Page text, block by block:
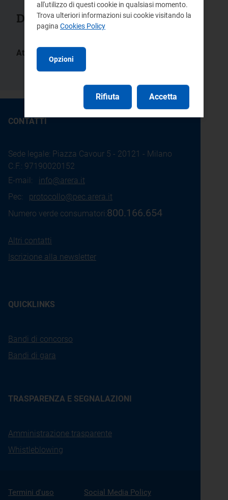
Documenti collegati
Atti:
52/2020/E/gas
CONTATTI
Sede legale: Piazza Cavour 5 - 20121 - Milano
C.F.: 97190020152
E-mail: info@arera.it
Pec: protocollo@pec.arera.it
Numero verde consumatori:800.166.654
Altri contatti
Iscrizione alla newsletter
QUICKLINKS
Bandi di concorso
Bandi di gara
TRASPARENZA E SEGNALAZIONI
Amministrazione trasparente
Whistleblowing
Termini d'uso Social Media Policy
all'utilizzo di questi cookie in qualsiasi momento.
Trova ulteriori informazioni sui cookie visitando la
pagina Cookies Policy
Opzioni
Rifiuta Accetta